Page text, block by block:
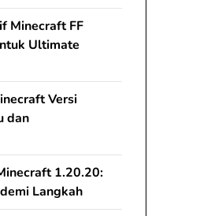
Minecraft FF
Ultimate
Versi
dan
1.20.20:
Langkah